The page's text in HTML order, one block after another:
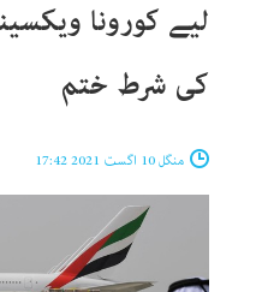
لیے کورونا
کی شرط ختم
منگل 10 اگست 2021 17:42